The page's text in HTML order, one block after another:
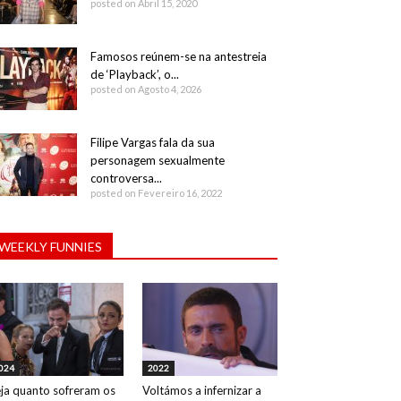
posted on Abril 15, 2020
Famosos reúnem-se na antestreia
de ‘Playback’, o...
posted on Agosto 4, 2026
Filipe Vargas fala da sua
personagem sexualmente
controversa...
posted on Fevereiro 16, 2022
FUNNIES
quanto sofreram os
2022
Voltámos a infernizar a